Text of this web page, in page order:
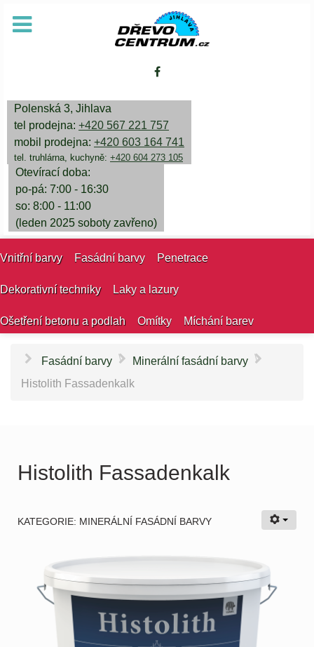
Polenská 3, Jihlava
tel prodejna: +420 567 221 757
mobil prodejna: +420 603 164 741
tel. truhlárna, kuchyně: +420 604 273 105
Otevírací doba:
po-pá: 7:00 - 16:30
so: 8:00 - 11:00
(leden 2025 soboty zavřeno)
Vnitřní barvy Fasádní barvy Penetrace
Dekorativní techniky Laky a lazury
Ošetření betonu a podlah Omítky Míchání barev
Fasádní barvy \ Minerální fasádní barvy \
Histolith Fassadenkalk
Histolith Fassadenkalk
KATEGORIE: MINERÁLNÍ FASÁDNÍ BARVY